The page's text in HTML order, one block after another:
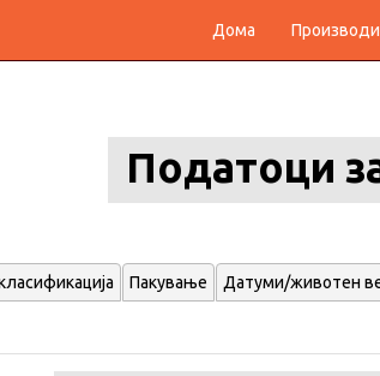
Дома Производи
Податоци
Пакување Датуми/животен